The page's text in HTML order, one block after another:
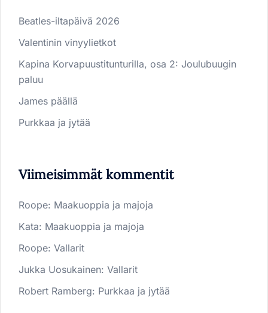
Beatles-iltapäivä 2026
Valentinin vinyylietkot
Kapina Korvapuustitunturilla, osa 2: Joulubuugin
paluu
James päällä
Purkkaa ja jytää
Viimeisimmät kommentit
Roope: Maakuoppia ja majoja
Kata: Maakuoppia ja majoja
Roope: Vallarit
Jukka Uosukainen: Vallarit
Robert Ramberg: Purkkaa ja jytää